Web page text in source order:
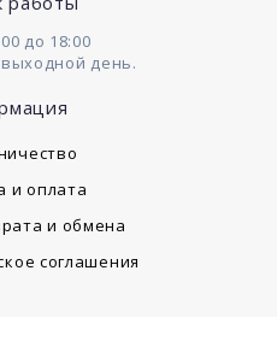
до 18:00
день.
и оплата
и обмена
соглашения